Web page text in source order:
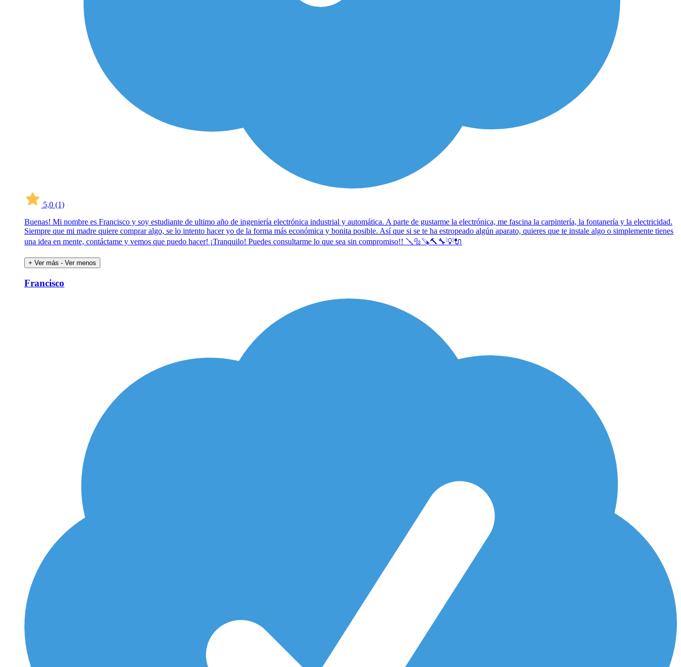
5,0 (1)
Buenas! Mi nombre es Francisco y soy estudiante de ultimo año de ingeniería electrónica industrial y automática. A parte de gustarme la electrónica, me fascina la carpintería, la fontanería y la electricidad.
Siempre que mi madre quiere comprar algo, se lo intento hacer yo de la forma más económica y bonita posible. Así que si se te ha estropeado algún aparato, quieres que te instale algo o simplemente tienes
una idea en mente, contáctame y vemos que puedo hacer! ¡Tranquilo! Puedes consultarme lo que sea sin compromiso!! 🪛🔩🪚🔨🔧💡🔌
+ Ver más - Ver menos
Francisco